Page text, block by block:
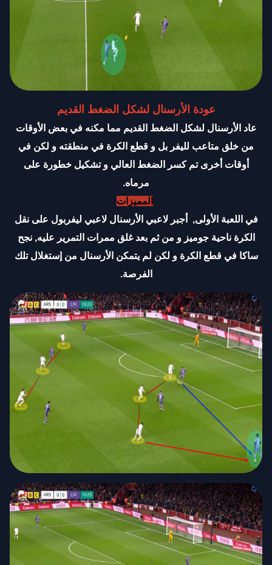
عودة الأرسنال لشكل الضغط القديم
عاد الأرسنال لشكل الضغط القديم مما مكنه في بعض الأوقات
من خلق متاعب لليفر بل و قطع الكرة في منطقته و لكن في
أوقات أخرى تم كسر الضغط العالي و تشكيل خطورة على
مرماه.
المميزات
في اللعبة الأولى, أجبر لاعبي الأرسنال لاعبي ليفربول على نقل
الكرة ناحية جوميز و من ثم بعد غلق ممرات التمرير عليه, نجح
ساكا في قطع الكرة و لكن لم يتمكن الأرسنال من إستغلال تلك
الفرصة.